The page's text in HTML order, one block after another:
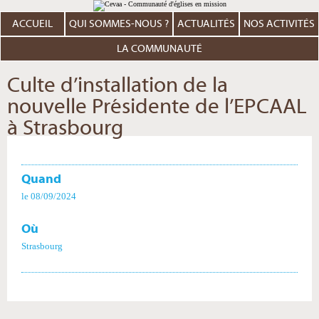
au
contenu.
Aller
personnels
ACCUEIL QUI SOMMES-NOUS ? ACTUALITÉS NOS ACTIVITÉS
LA COMMUNAUTÉ
Culte d’installation de la
nouvelle Présidente de l’EPCAAL
à Strasbourg
Quand
le 08/09/2024
Où
Strasbourg